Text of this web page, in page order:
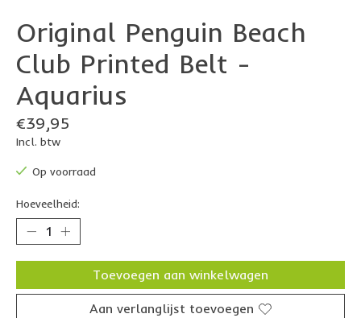
Original Penguin Beach
Club Printed Belt -
Aquarius
€39,95
Incl. btw
Op voorraad
Hoeveelheid:
Toevoegen aan winkelwagen
Aan verlanglijst toevoegen